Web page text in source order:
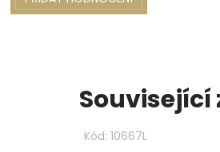
Související
Kód: 10667L